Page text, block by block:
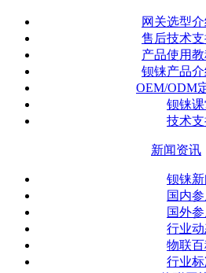
网关选型
售后技术
产品使用
钡铼产品
OEM/ODM
钡铼
技术
新闻资讯
钡铼新
国内
国外
行业
物联
行业